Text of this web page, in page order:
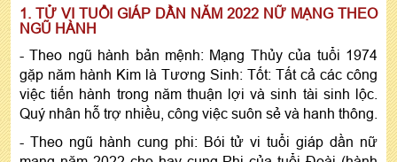
1. TỬ VI TUỔI GIÁP DẦN NĂM 2022 NỮ MẠNG THEO
NGŨ HÀNH
- Theo ngũ hành bản mệnh: Mạng Thủy của tuổi 1974
gặp năm hành Kim là Tương Sinh: Tốt: Tất cả các công
việc tiến hành trong năm thuận lợi và sinh tài sinh lộc.
Quý nhân hỗ trợ nhiều, công việc suôn sẻ và hanh thông.
- Theo ngũ hành cung phi: Bói tử vi tuổi giáp dần nữ